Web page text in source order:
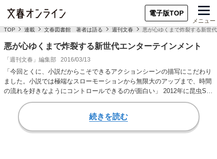
電子版TOP
メニュー
TOP 連載 文春図書館 著者は語る 週刊文春 悪が心ゆくまで炸裂する新世
悪が心ゆくまで炸裂する新世代エンターテインメント
「週刊文春」編集部 2016/03/13
「今回とくに、小説だからこそできるアクションシーンの描写にこだわり
ました。小説では極端なスローモーションから無限大のアップまで、時間
の流れを好きなようにコントロールできるのが面白い」 2012年に昆虫SF
バイオレンス…
続きを読む